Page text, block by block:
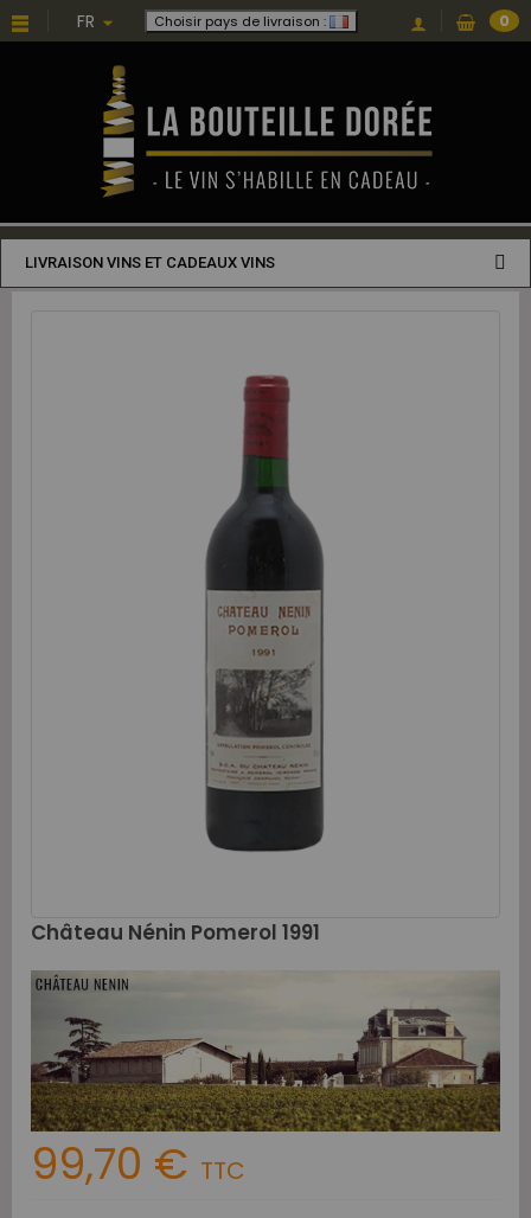
FR Choisir pays de livraison : 0
LIVRAISON VINS ET CADEAUX VINS
Château Nénin Pomerol 1991
99,70 € TTC